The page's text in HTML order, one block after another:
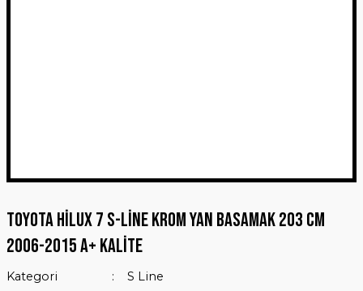
Toyota Hilux 7 S-Line Krom Yan Basamak 203 Cm
2006-2015 A+ Kalite
Kategori
S Line